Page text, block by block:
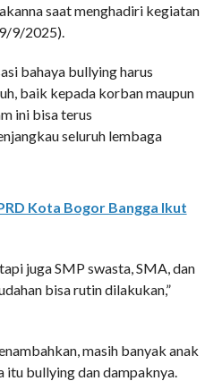
saat menghadiri kegiatan
9/2025).
bahaya bullying harus
baik kepada korban maupun
ini bisa terus
seluruh lembaga
Kota Bogor Bangga Ikut
juga SMP swasta, SMA, dan
bisa rutin dilakukan,”
masih banyak anak
itu bullying dan dampaknya.